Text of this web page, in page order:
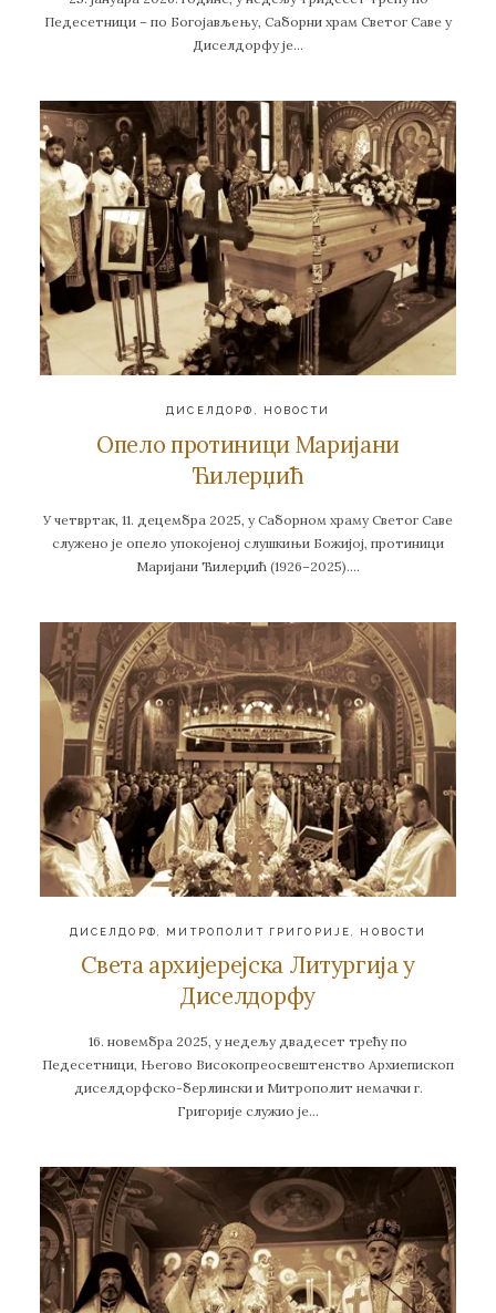
Педесетници – по Богојављењу, Саборни храм Светог Саве у
Диселдорфу је…
ДИСЕЛДОРФ НОВОСТИ
Oпело протиници Маријани
Ћилерџић
У четвртак, 11. децембра 2025, у Саборном храму Светог Саве
служено је опело упокојеној слушкињи Божијој, протиници
Маријани Ћилерџић (1926–2025)….
ДИСЕЛДОРФ МИТРОПОЛИТ ГРИГОРИЈЕ НОВОСТИ
Света архијерејска Литургија у
Диселдорфу
16. новембра 2025, у недељу двадесет трећу по
Педесетници, Његово Високопреосвештенство Архиепископ
диселдорфско-берлински и Митрополит немачки г.
Григорије служио је…